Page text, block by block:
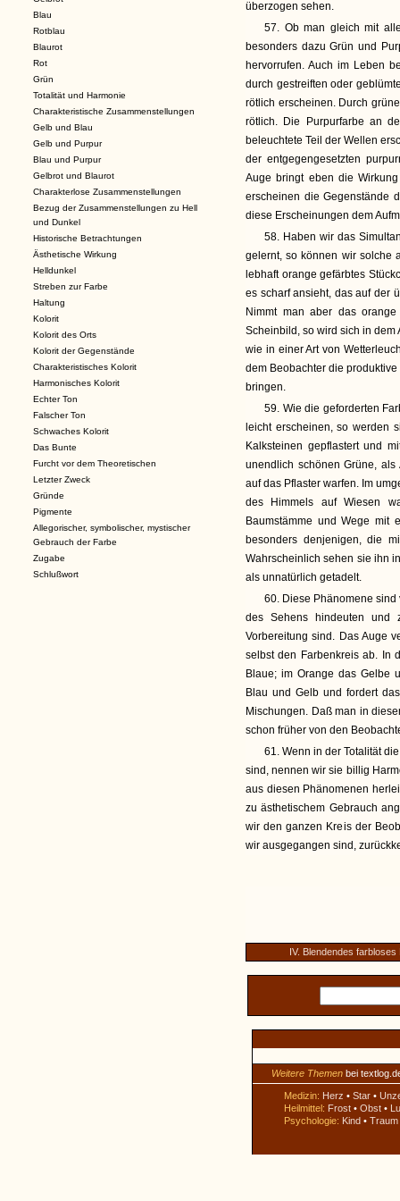
Blau
Rotblau
Blaurot
Rot
Grün
Totalität und Harmonie
Charakteristische Zusammenstellungen
Gelb und Blau
Gelb und Purpur
Blau und Purpur
Gelbrot und Blaurot
Charakterlose Zusammenstellungen
Bezug der Zusammenstellungen zu Hell
und Dunkel
Historische Betrachtungen
Ästhetische Wirkung
Helldunkel
Streben zur Farbe
Haltung
Kolorit
Kolorit des Orts
Kolorit der Gegenstände
Charakteristisches Kolorit
Harmonisches Kolorit
Echter Ton
Falscher Ton
Schwaches Kolorit
Das Bunte
Furcht vor dem Theoretischen
Letzter Zweck
Gründe
Pigmente
Allegorischer, symbolischer, mystischer
Gebrauch der Farbe
Zugabe
Schlußwort
überzogen sehen.
57. Ob man gleich mit
besonders dazu Grün und
hervorrufen. Auch im Leben
durch gestreiften oder
rötlich erscheinen. Durch
rötlich. Die Purpurfarbe an
beleuchtete Teil der Wellen
der entgegengesetzten
Auge bringt eben die
erscheinen die Gegenstände
diese Erscheinungen dem
58. Haben wir das
gelernt, so können wir solche
lebhaft orange gefärbtes
es scharf ansieht, das auf der
Nimmt man aber das
Scheinbild, so wird sich in
wie in einer Art von
dem Beobachter die
bringen.
59. Wie die geforderten
leicht erscheinen, so werden
Kalksteinen gepflastert und
unendlich schönen Grüne,
auf das Pflaster warfen. Im
des Himmels auf Wiesen
Baumstämme und Wege mit
besonders denjenigen, die
Wahrscheinlich sehen sie ihn
als unnatürlich getadelt.
60. Diese Phänomene
des Sehens hindeuten und
Vorbereitung sind. Das Auge
selbst den Farbenkreis ab. In
Blaue; im Orange das Gelbe
Blau und Gelb und fordert
Mischungen. Daß man in
schon früher von den
61. Wenn in der Totalität
sind, nennen wir sie billig
aus diesen Phänomenen
zu ästhetischem Gebrauch
wir den ganzen Kreis der
wir ausgegangen sind,
IV. Blendendes farbloses
Weitere Themen bei
Medizin: Herz • Star •
Heilmittel: Frost • Obst •
Psychologie: Kind • Traum